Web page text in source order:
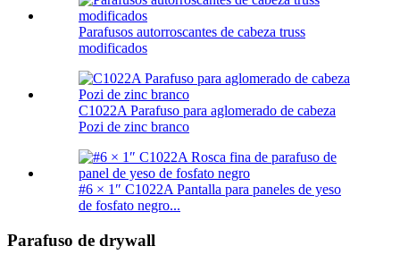
Parafusos autorroscantes de cabeza truss
modificados
C1022A Parafuso para aglomerado de cabeza
Pozi de zinc branco
#6 × 1″ C1022A Pantalla para paneles de yeso
de fosfato negro...
Parafuso de drywall